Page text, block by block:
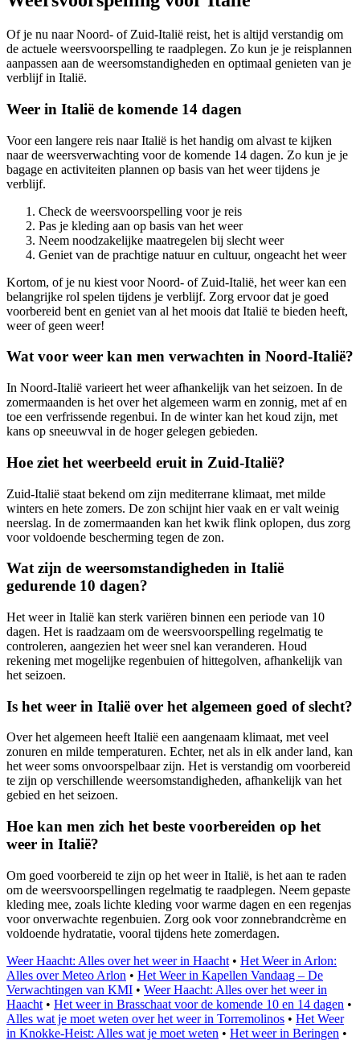
Of je nu naar Noord- of Zuid-Italië reist, het is altijd verstandig om
de actuele weersvoorspelling te raadplegen. Zo kun je je reisplannen
aanpassen aan de weersomstandigheden en optimaal genieten van je
verblijf in Italië.
Weer in Italië de komende 14 dagen
Voor een langere reis naar Italië is het handig om alvast te kijken
naar de weersverwachting voor de komende 14 dagen. Zo kun je je
bagage en activiteiten plannen op basis van het weer tijdens je
verblijf.
Check de weersvoorspelling voor je reis
Pas je kleding aan op basis van het weer
Neem noodzakelijke maatregelen bij slecht weer
Geniet van de prachtige natuur en cultuur, ongeacht het weer
Kortom, of je nu kiest voor Noord- of Zuid-Italië, het weer kan een
belangrijke rol spelen tijdens je verblijf. Zorg ervoor dat je goed
voorbereid bent en geniet van al het moois dat Italië te bieden heeft,
weer of geen weer!
Wat voor weer kan men verwachten in Noord-Italië?
In Noord-Italië varieert het weer afhankelijk van het seizoen. In de
zomermaanden is het over het algemeen warm en zonnig, met af en
toe een verfrissende regenbui. In de winter kan het koud zijn, met
kans op sneeuwval in de hoger gelegen gebieden.
Hoe ziet het weerbeeld eruit in Zuid-Italië?
Zuid-Italië staat bekend om zijn mediterrane klimaat, met milde
winters en hete zomers. De zon schijnt hier vaak en er valt weinig
neerslag. In de zomermaanden kan het kwik flink oplopen, dus zorg
voor voldoende bescherming tegen de zon.
Wat zijn de weersomstandigheden in Italië
gedurende 10 dagen?
Het weer in Italië kan sterk variëren binnen een periode van 10
dagen. Het is raadzaam om de weersvoorspelling regelmatig te
controleren, aangezien het weer snel kan veranderen. Houd
rekening met mogelijke regenbuien of hittegolven, afhankelijk van
het seizoen.
Is het weer in Italië over het algemeen goed of slecht?
Over het algemeen heeft Italië een aangenaam klimaat, met veel
zonuren en milde temperaturen. Echter, net als in elk ander land, kan
het weer soms onvoorspelbaar zijn. Het is verstandig om voorbereid
te zijn op verschillende weersomstandigheden, afhankelijk van het
gebied en het seizoen.
Hoe kan men zich het beste voorbereiden op het
weer in Italië?
Om goed voorbereid te zijn op het weer in Italië, is het aan te raden
om de weersvoorspellingen regelmatig te raadplegen. Neem gepaste
kleding mee, zoals lichte kleding voor warme dagen en een regenjas
voor onverwachte regenbuien. Zorg ook voor zonnebrandcrème en
voldoende hydratatie, vooral tijdens hete zomerdagen.
Weer Haacht: Alles over het weer in Haacht • Het Weer in Arlon:
Alles over Meteo Arlon • Het Weer in Kapellen Vandaag – De
Verwachtingen van KMI • Weer Haacht: Alles over het weer in
Haacht • Het weer in Brasschaat voor de komende 10 en 14 dagen •
Alles wat je moet weten over het weer in Torremolinos • Het Weer
in Knokke-Heist: Alles wat je moet weten • Het weer in Beringen •